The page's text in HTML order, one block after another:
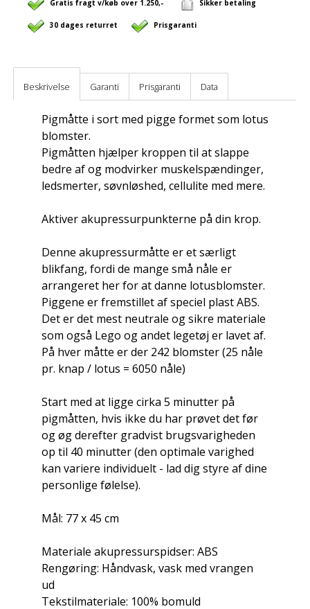
Gratis fragt v/køb over 1.250,- Sikker betaling
30 dages returret Prisgaranti
Beskrivelse Garanti Prisgaranti Data
Pigmåtte i sort med pigge formet som lotus
blomster.
Pigmåtten hjælper kroppen til at slappe
bedre af og modvirker muskelspændinger,
ledsmerter, søvnløshed, cellulite med mere.
Aktiver akupressurpunkterne på din krop.
Denne akupressurmåtte er et særligt
blikfang, fordi de mange små nåle er
arrangeret her for at danne lotusblomster.
Piggene er fremstillet af speciel plast ABS.
Det er det mest neutrale og sikre materiale
som også Lego og andet legetøj er lavet af.
På hver måtte er der 242 blomster (25 nåle
pr. knap / lotus = 6050 nåle)
Start med at ligge cirka 5 minutter på
pigmåtten, hvis ikke du har prøvet det før
og øg derefter gradvist brugsvarigheden
op til 40 minutter (den optimale varighed
kan variere individuelt - lad dig styre af dine
personlige følelse).
Mål: 77 x 45 cm
Materiale akupressurspidser: ABS
Rengøring: Håndvask, vask med vrangen
ud
Tekstilmateriale: 100% bomuld